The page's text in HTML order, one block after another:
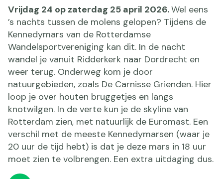
Vrijdag 24 op zaterdag 25 april 2026.Wel eens
’s nachts tussen de molens gelopen? Tijdens de
Kennedymars van de Rotterdamse
Wandelsportvereniging kan dit. In de nacht
wandel je vanuit Ridderkerk naar Dordrecht en
weer terug. Onderweg kom je door
natuurgebieden, zoals De Carnisse Grienden. Hier
loop je over houten bruggetjes en langs
knotwilgen. In de verte kun je de skyline van
Rotterdam zien, met natuurlijk de Euromast. Een
verschil met de meeste Kennedymarsen (waar je
20 uur de tijd hebt) is dat je deze mars in 18 uur
moet zien te volbrengen. Een extra uitdaging dus.